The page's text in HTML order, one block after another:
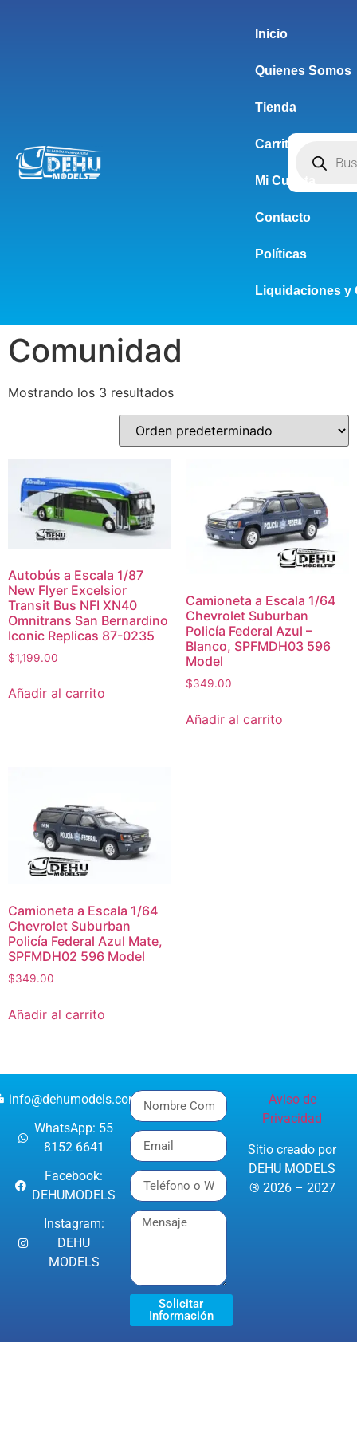
Inicio
Quienes Somos
Tienda
Carrito
Mi Cuenta
Contacto
Políticas
Liquidaciones y
Comunidad
Mostrando los 3 resultados
Autobús a Escala 1/87
New Flyer Excelsior
Transit Bus NFI XN40
Omnitrans San Bernardino
Iconic Replicas 87-0235
$1,199.00
Añadir al carrito
Camioneta a Escala 1/64
Chevrolet Suburban
Policía Federal Azul –
Blanco, SPFMDH03 596
Model
$349.00
Añadir al carrito
Camioneta a Escala 1/64
Chevrolet Suburban
Policía Federal Azul Mate,
SPFMDH02 596 Model
$349.00
Añadir al carrito
info@dehumodels.com
WhatsApp: 55
8152 6641
Facebook:
DEHUMODELS
Instagram:
DEHU
MODELS
Solicitar
Información
Aviso de
Privacidad
Sitio creado por
DEHU MODELS
® 2026 – 2027